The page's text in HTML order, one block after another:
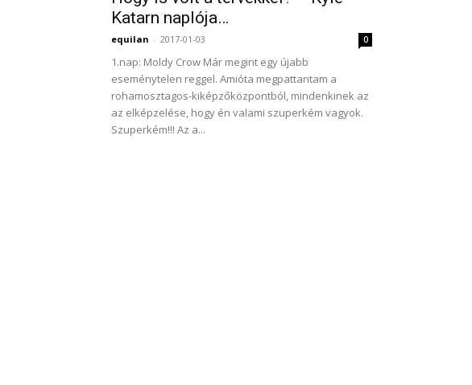
Katarn naplója…
equilan - 2017-01-03 0
1.nap: Moldy Crow Már megint egy újabb
eseménytelen reggel. Amióta megpattantam a
rohamosztagos-kiképzőközpontból, mindenkinek az
az elképzelése, hogy én valami szuperkém vagyok.
Szuperkém!!! Az a...